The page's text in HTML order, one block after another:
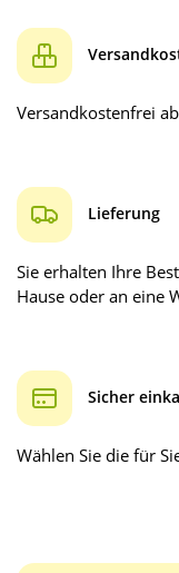
Versandkostenfrei
Lieferung
Sie erhalten Ihre
Hause oder an eine
Sicher
Wählen Sie die für